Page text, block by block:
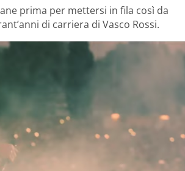
prima per mettersi in fila così da
di carriera di Vasco Rossi.